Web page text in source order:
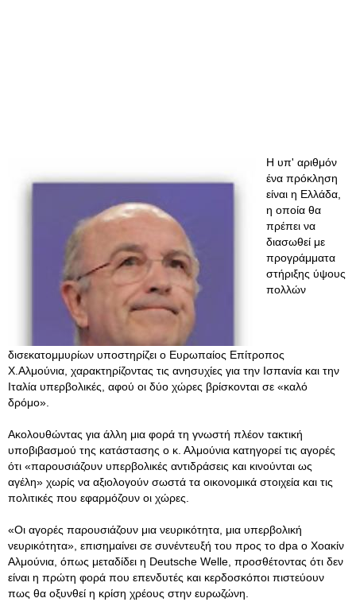
Η υπ' αριθμόν
ένα πρόκληση
είναι η Ελλάδα,
η οποία θα
πρέπει να
διασωθεί με
προγράμματα
στήριξης ύψους
πολλών
δισεκατομμυρίων υποστηρίζει ο Ευρωπαίος Επίτροπος
Χ.Αλμούνια, χαρακτηρίζοντας τις ανησυχίες για την Ισπανία και την
Ιταλία υπερβολικές, αφού οι δύο χώρες βρίσκονται σε «καλό
δρόμο».
Ακολουθώντας για άλλη μια φορά τη γνωστή πλέον τακτική
υποβιβασμού της κατάστασης ο κ. Αλμούνια κατηγορεί τις αγορές
ότι «παρουσιάζουν υπερβολικές αντιδράσεις και κινούνται ως
αγέλη» χωρίς να αξιολογούν σωστά τα οικονομικά στοιχεία και τις
πολιτικές που εφαρμόζουν οι χώρες.
«Οι αγορές παρουσιάζουν μια νευρικότητα, μια υπερβολική
νευρικότητα», επισημαίνει σε συνέντευξή του προς το dpa ο Χοακίν
Αλμούνια, όπως μεταδίδει η Deutsche Welle, προσθέτοντας ότι δεν
είναι η πρώτη φορά που επενδυτές και κερδοσκόποι πιστεύουν
πως θα οξυνθεί η κρίση χρέους στην ευρωζώνη.